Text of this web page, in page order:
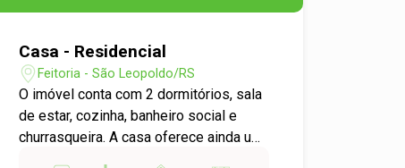
Casa - Residencial
Feitoria - São Leopoldo/RS
O imóvel conta com 2 dormitórios, sala
de estar, cozinha, banheiro social e
churrasqueira. A casa oferece ainda um